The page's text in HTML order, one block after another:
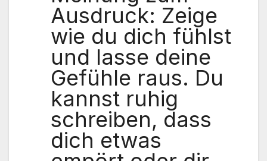
Ausdruck: Zeige
wie du dich fühlst
und lasse deine
Gefühle raus. Du
kannst ruhig
schreiben, dass
dich etwas